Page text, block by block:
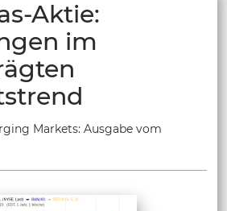
Aktie:
im
Markets: Ausgabe vom